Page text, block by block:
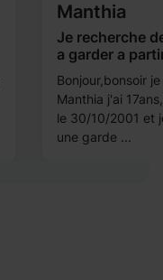
Manthia
Je recherche
a garder a
Bonjour,bonsoir
Manthia j'ai
le 30/10/2001 et
une garde ...